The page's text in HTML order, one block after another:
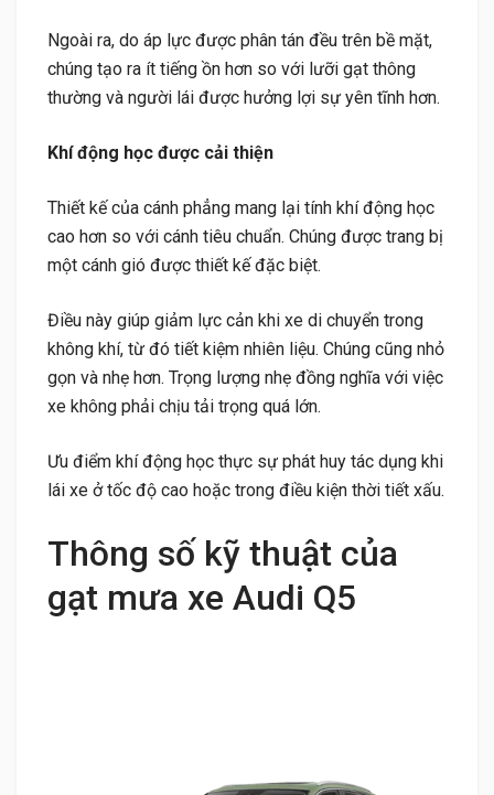
Ngoài ra, do áp lực được phân tán đều trên bề mặt,
chúng tạo ra ít tiếng ồn hơn so với lưỡi gạt thông
thường và người lái được hưởng lợi sự yên tĩnh hơn.
Khí động học được cải thiện
Thiết kế của cánh phẳng mang lại tính khí động học
cao hơn so với cánh tiêu chuẩn. Chúng được trang bị
một cánh gió được thiết kế đặc biệt.
Điều này giúp giảm lực cản khi xe di chuyển trong
không khí, từ đó tiết kiệm nhiên liệu. Chúng cũng nhỏ
gọn và nhẹ hơn. Trọng lượng nhẹ đồng nghĩa với việc
xe không phải chịu tải trọng quá lớn.
Ưu điểm khí động học thực sự phát huy tác dụng khi
lái xe ở tốc độ cao hoặc trong điều kiện thời tiết xấu.
Thông số kỹ thuật của
gạt mưa xe Audi Q5